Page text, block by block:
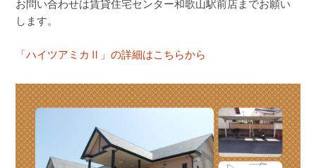
お問い合わせは賃貸住宅センター和歌山駅前店までお願い
します。
「ハイツアミカⅡ」の詳細はこちらから